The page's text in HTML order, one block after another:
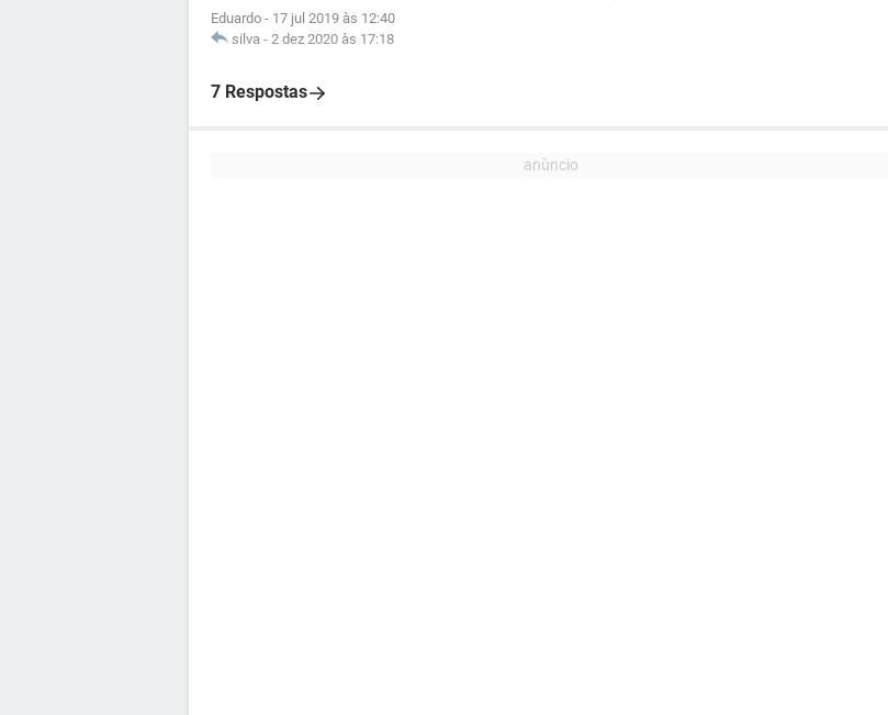
Eduardo - 17 jul 2019 às 12:40
silva - 2 dez 2020 às 17:18
7 Respostas